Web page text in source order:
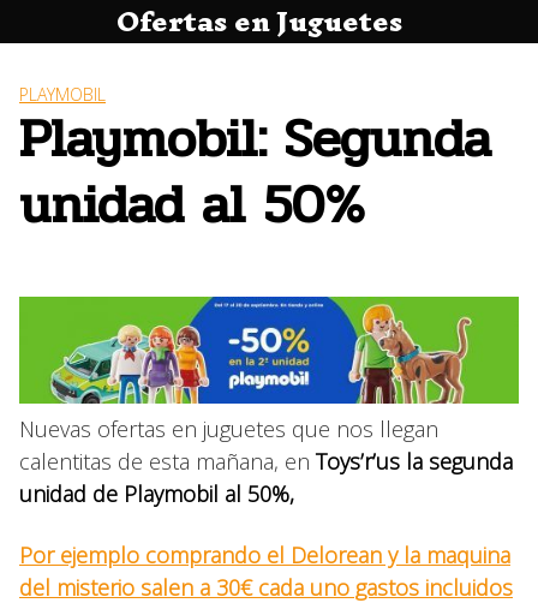
al
Ofertas en Juguetes
PLAYMOBIL
Playmobil: Segunda
unidad al 50%
Nuevas ofertas en juguetes que nos llegan
calentitas de esta mañana, en Toys’r’us la segunda
unidad de Playmobil al 50%,
Por ejemplo comprando el Delorean y la maquina
del misterio salen a 30€ cada uno gastos incluidos